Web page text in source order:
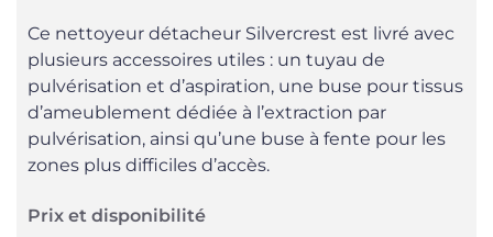
Ce nettoyeur détacheur Silvercrest est livré avec
plusieurs accessoires utiles : un tuyau de
pulvérisation et d’aspiration, une buse pour tissus
d’ameublement dédiée à l’extraction par
pulvérisation, ainsi qu’une buse à fente pour les
zones plus difficiles d’accès.
Prix et disponibilité